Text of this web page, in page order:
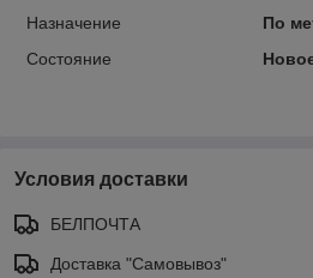
Назначение
По
Состояние
Условия доставки
БЕЛПОЧТА
Доставка "Самовывоз"